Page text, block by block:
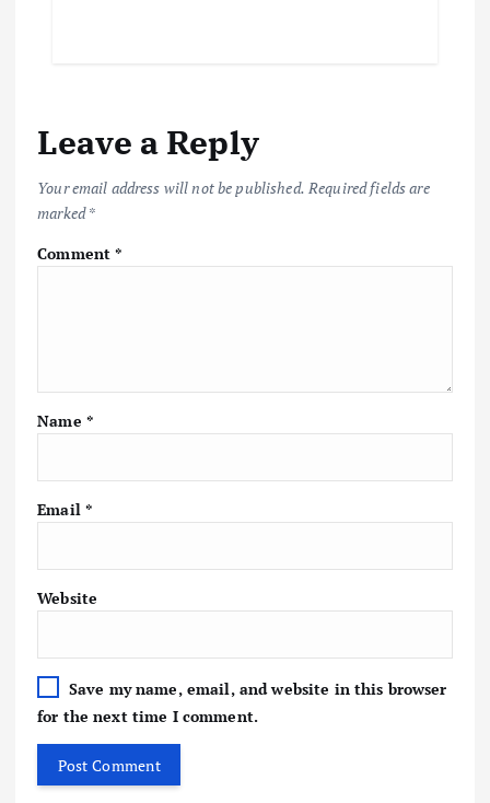
Leave a Reply
Your email address will not be published. Required fields are
marked*
Comment*
Name *
Email *
Website
Save my name, email, and website in this browser
for the next time I comment.